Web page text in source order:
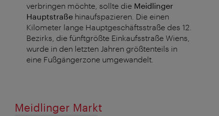
verbringen möchte, sollte die Meidlinger
Hauptstraße hinaufspazieren. Die einen
Kilometer lange Hauptgeschäftsstraße des 12.
Bezirks, die fünftgrößte Einkaufsstraße Wiens,
wurde in den letzten Jahren größtenteils in
eine Fußgängerzone umgewandelt.
Meidlinger Markt